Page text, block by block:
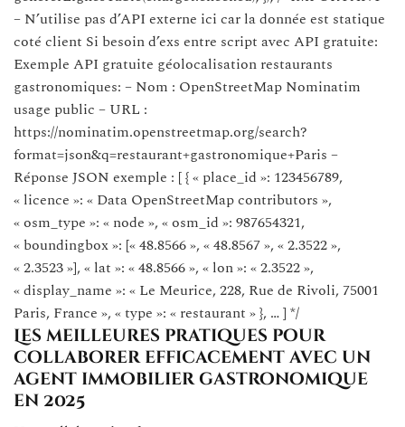
– N’utilise pas d’API externe ici car la donnée est statique
coté client Si besoin d’exs entre script avec API gratuite:
Exemple API gratuite géolocalisation restaurants
gastronomiques: – Nom : OpenStreetMap Nominatim
usage public – URL :
https://nominatim.openstreetmap.org/search?
format=json&q=restaurant+gastronomique+Paris –
Réponse JSON exemple : [ { « place_id »: 123456789,
« licence »: « Data OpenStreetMap contributors »,
« osm_type »: « node », « osm_id »: 987654321,
« boundingbox »: [« 48.8566 », « 48.8567 », « 2.3522 »,
« 2.3523 »], « lat »: « 48.8566 », « lon »: « 2.3522 »,
« display_name »: « Le Meurice, 228, Rue de Rivoli, 75001
Paris, France », « type »: « restaurant » }, … ] */
Les meilleures pratiques pour
collaborer efficacement avec un
agent immobilier gastronomique
en 2025